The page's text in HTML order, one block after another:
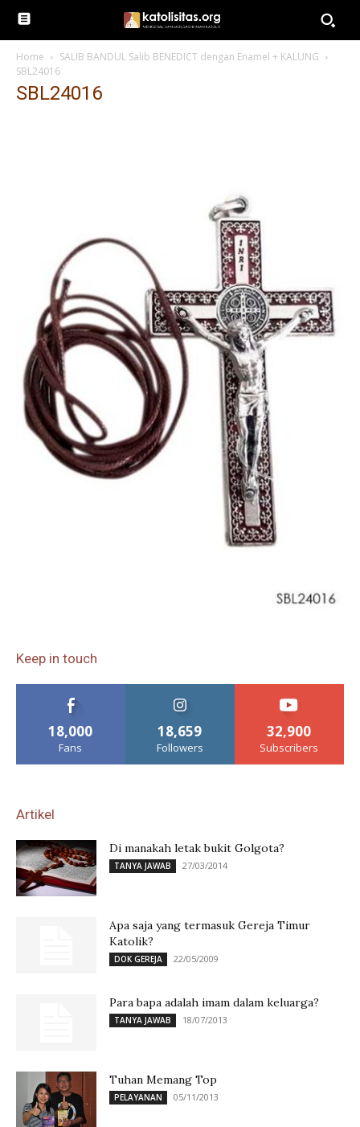
Home
SALIB BANDUL Salib BENEDICT dengan Enamel + KALUNG
SBL24016
SBL24016
Keep in touch
18,000
Fans
18,659
Followers
32,900
Subscribers
Artikel
Di manakah letak bukit Golgota?
TANYA JAWAB 27/03/2014
Apa saja yang termasuk Gereja Timur
Katolik?
DOK GEREJA 22/05/2009
Para bapa adalah imam dalam keluarga?
TANYA JAWAB 18/07/2013
Tuhan Memang Top
PELAYANAN 05/11/2013